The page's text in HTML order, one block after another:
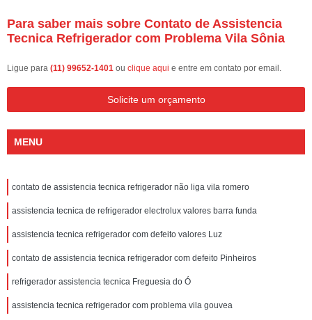
Para saber mais sobre Contato de Assistencia
Tecnica Refrigerador com Problema Vila Sônia
Ligue para (11) 99652-1401 ou clique aqui e entre em contato por email.
Solicite um orçamento
MENU
contato de assistencia tecnica refrigerador não liga vila romero
assistencia tecnica de refrigerador electrolux valores barra funda
assistencia tecnica refrigerador com defeito valores Luz
contato de assistencia tecnica refrigerador com defeito Pinheiros
refrigerador assistencia tecnica Freguesia do Ó
assistencia tecnica refrigerador com problema vila gouvea